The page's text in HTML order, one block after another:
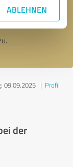
ABLEHNEN
09.09.2025| Profil
der